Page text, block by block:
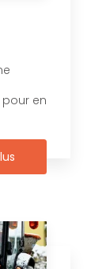
en